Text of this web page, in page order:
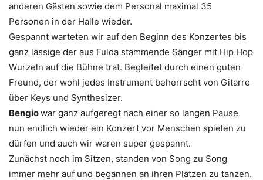
anderen Gästen sowie dem Personal maximal 35
Personen in der Halle wieder.
Gespannt warteten wir auf den Beginn des Konzertes bis
ganz lässige der aus Fulda stammende Sänger mit Hip Hop
Wurzeln auf die Bühne trat. Begleitet durch einen guten
Freund, der wohl jedes Instrument beherrscht von Gitarre
über Keys und Synthesizer.
Bengiowar ganz aufgeregt nach einer so langen Pause
nun endlich wieder ein Konzert vor Menschen spielen zu
dürfen und auch wir waren super gespannt.
Zunächst noch im Sitzen, standen von Song zu Song
immer mehr auf und begannen an ihren Plätzen zu tanzen.